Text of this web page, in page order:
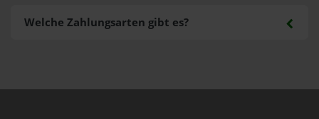
Welche Zahlungsarten gibt es?